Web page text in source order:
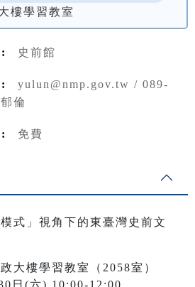
樓學習教室
史前館
yulun@nmp.gov.tw / 089-
倫
免費
式」視角下的東臺灣史前文
大樓學習教室（2058室）